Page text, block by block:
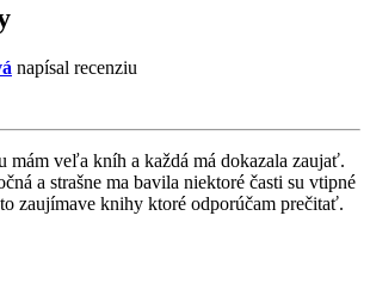
napísal recenziu
mám veľa kníh a každá má dokazala zaujať.
a strašne ma bavila niektoré časti su vtipné
zaujímave knihy ktoré odporúčam prečitať.